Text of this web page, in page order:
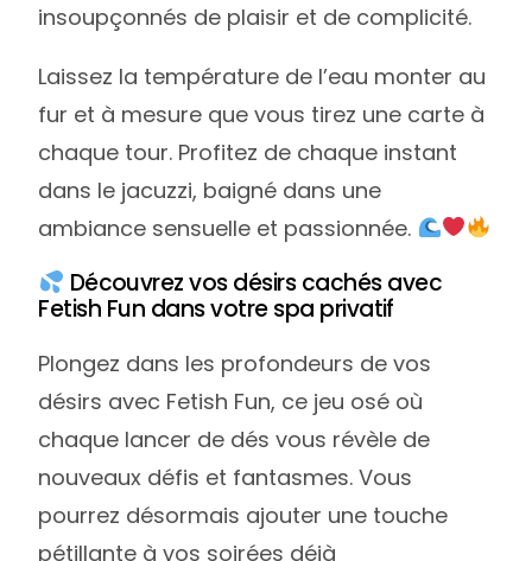
insoupçonnés de plaisir et de complicité.
Laissez la température de l’eau monter au
fur et à mesure que vous tirez une carte à
chaque tour. Profitez de chaque instant
dans le jacuzzi, baigné dans une
ambiance sensuelle et passionnée.
Découvrez vos désirs cachés avec
Fetish Fun dans votre spa privatif
Plongez dans les profondeurs de vos
désirs avec Fetish Fun, ce jeu osé où
chaque lancer de dés vous révèle de
nouveaux défis et fantasmes. Vous
pourrez désormais ajouter une touche
pétillante à vos soirées déjà